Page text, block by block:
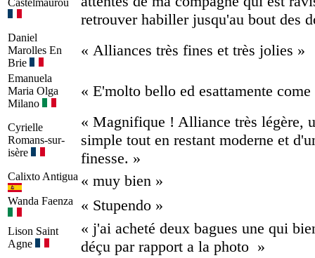
Castelmaurou
retrouver habiller jusqu'au bout des
Daniel
Marolles En
Brie
« Alliances très fines et très jolies »
Emanuela
Maria Olga
Milano
« E'molto bello ed esattamente
Cyrielle
Romans-sur-
isère
« Magnifique ! Alliance très légère,
simple tout en restant moderne et
finesse. »
CalixtoAntigua « muy bien »
Wanda Faenza « Stupendo »
Lison Saint
Agne
« j'ai acheté deux bagues une qui
déçu par rapport a la photo »